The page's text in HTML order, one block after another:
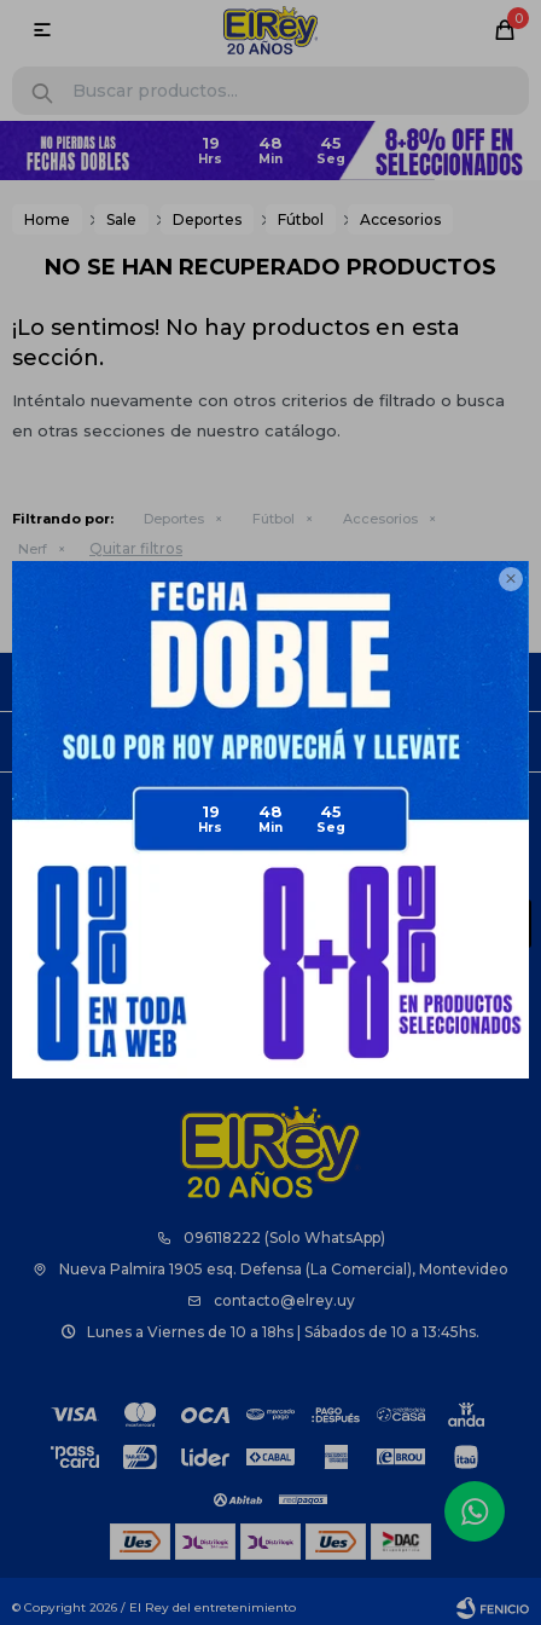

19 48 45
0

19 45
Home Sale Deportes Fútbol Accesorios
NO SE HAN RECUPERADO PRODUCTOS
¡Lo sentimos! No hay productos en esta
sección.
Inténtalo nuevamente con otros criterios de filtrado o busca
en otras secciones de nuestro catálogo.
Filtrando por: Deportes Fútbol
Accesorios
Nerf
Quitar filtros
096118222 (Solo WhatsApp)
Nueva Palmira 1905 esq. Defensa (La Comercial), Montevideo
contacto@elrey.uy
Lunes a Viernes de 10 a 18hs | Sábados de 10 a 13:45hs.
Empresa
Compra
Newsletter
¡Suscribite y recibí todas nuestras novedades!
SUSCRIBIRME
¡Seguinos!

© Copyright 2026 / El Rey del entretenimiento